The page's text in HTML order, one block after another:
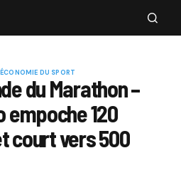
DU SPORT
du Marathon –
empoche 120
court vers 500